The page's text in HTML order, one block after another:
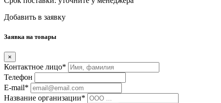
Добавить в заявку
Заявка на товары
×
Контактное лицо*
Телефон
E-mail*
Название организации*